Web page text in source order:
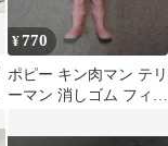
¥770
ポピー キン肉マン テリ
ーマン 消しゴム フィギ